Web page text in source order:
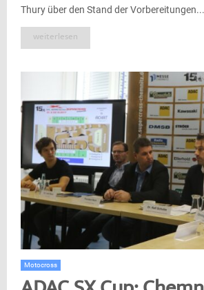
Thury über den Stand der
weiterlesen
Motocross